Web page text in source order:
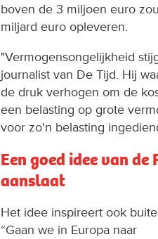
boven de 3 miljoen euro
miljard euro opleveren.
"Vermogensongelijkheid
journalist van De Tijd. Hij
de druk verhogen om de
een belasting op grote
voor zo'n belasting
Een goed idee van
aanslaat
Het idee inspireert ook
“Gaan we in Europa naar